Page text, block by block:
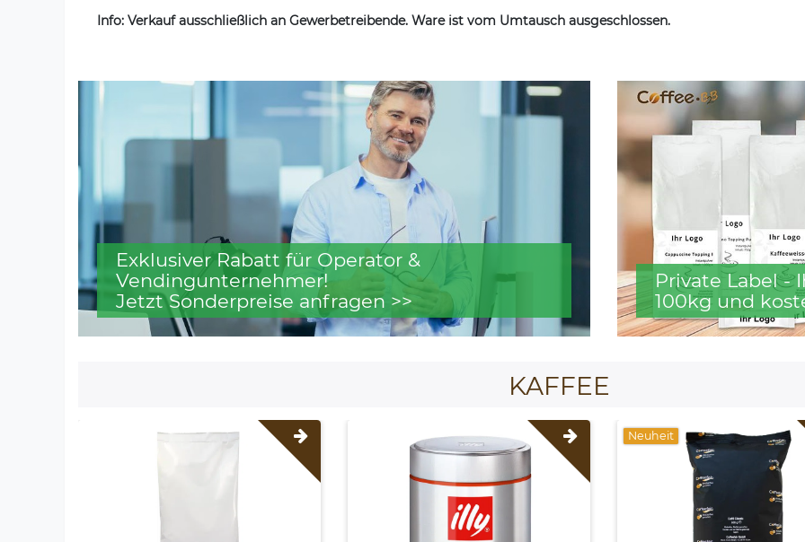
Info: Verkauf ausschließlich an Gewerbetreibende. Ware ist vom Umtausch ausgeschlossen.
Exklusiver Rabatt für Operator &
Vendingunternehmer!
Jetzt Sonderpreise anfragen >>
Private Label -
100kg und
KAFFEE
Neuheit